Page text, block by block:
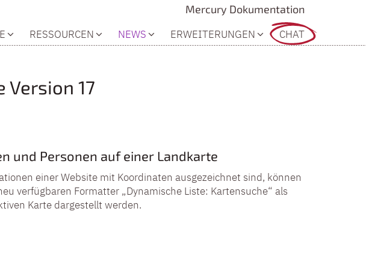
Mercury Dokumentation
RESSOURCEN NEWS ERWEITERUNGEN CHAT
Version 17
und Personen auf einer Landkarte
einer Website mit Koordinaten ausgezeichnet sind, können
verfügbaren Formatter „Dynamische Liste: Kartensuche“ als
Karte dargestellt werden.